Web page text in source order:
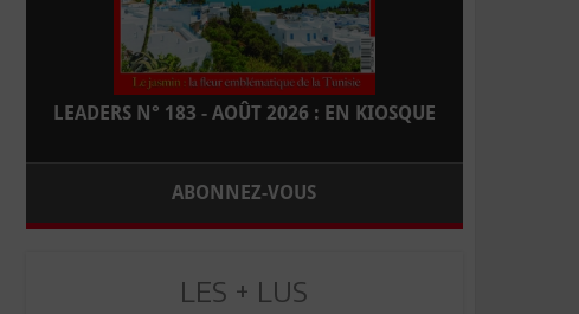
LEADERS N° 183 - AOÛT 2026 : EN KIOSQUE
ABONNEZ-VOUS
LES + LUS